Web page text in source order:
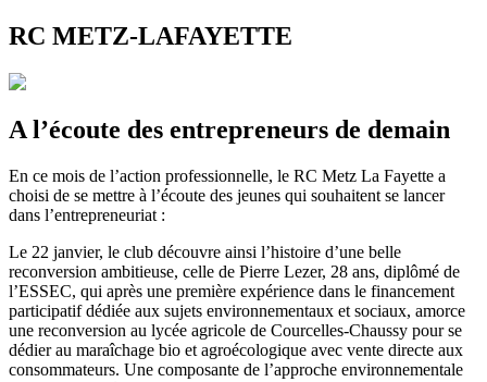
RC METZ-LAFAYETTE
A l’écoute des entrepreneurs de demain
En ce mois de l’action professionnelle, le RC Metz La Fayette a
choisi de se mettre à l’écoute des jeunes qui souhaitent se lancer
dans l’entrepreneuriat :
Le 22 janvier, le club découvre ainsi l’histoire d’une belle
reconversion ambitieuse, celle de Pierre Lezer, 28 ans, diplômé de
l’ESSEC, qui après une première expérience dans le financement
participatif dédiée aux sujets environnementaux et sociaux, amorce
une reconversion au lycée agricole de Courcelles-Chaussy pour se
dédier au maraîchage bio et agroécologique avec vente directe aux
consommateurs. Une composante de l’approche environnementale